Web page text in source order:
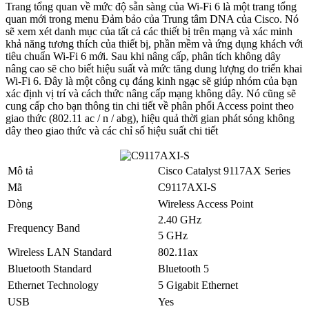
Trang tổng quan về mức độ sẵn sàng của Wi-Fi 6 là một trang tổng
quan mới trong menu Đảm bảo của Trung tâm DNA của Cisco. Nó
sẽ xem xét danh mục của tất cả các thiết bị trên mạng và xác minh
khả năng tương thích của thiết bị, phần mềm và ứng dụng khách với
tiêu chuẩn Wi-Fi 6 mới. Sau khi nâng cấp, phân tích không dây
nâng cao sẽ cho biết hiệu suất và mức tăng dung lượng do triển khai
Wi-Fi 6. Đây là một công cụ đáng kinh ngạc sẽ giúp nhóm của bạn
xác định vị trí và cách thức nâng cấp mạng không dây. Nó cũng sẽ
cung cấp cho bạn thông tin chi tiết về phân phối Access point theo
giao thức (802.11 ac / n / abg), hiệu quả thời gian phát sóng không
dây theo giao thức và các chỉ số hiệu suất chi tiết
Mô tả
Cisco Catalyst 9117AX Series
Mã
C9117AXI-S
Dòng
Wireless Access Point
Frequency Band
2.40 GHz
5 GHz
Wireless LAN Standard
802.11ax
Bluetooth Standard
Bluetooth 5
Ethernet Technology
5 Gigabit Ethernet
USB
Yes